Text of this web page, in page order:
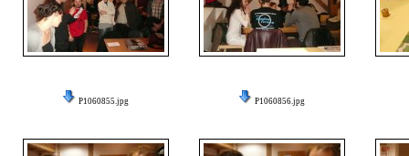
P1060855.jpg P1060856.jpg